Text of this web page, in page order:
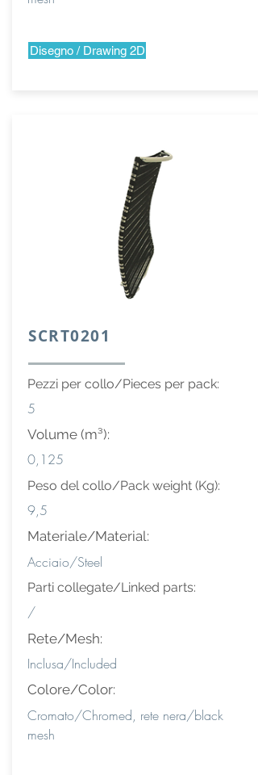
Disegno / Drawing 2D
SCRT0201
Pezzi per collo/Pieces per pack:
5
Volume (m³):
0,125
Peso del collo/Pack weight (Kg):
9,5
Materiale/Material:
Acciaio/Steel
Parti collegate/Linked parts:
/
Rete/Mesh:
Inclusa/Included
Colore/Color:
Cromato/Chromed, rete nera/black
mesh